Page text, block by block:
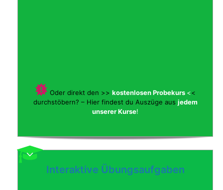
Oder direkt den >> kostenlosen Probekurs <<
durchstöbern? – Hier findest du Auszüge aus jedem
unserer Kurse!
Interaktive Übungsaufgaben